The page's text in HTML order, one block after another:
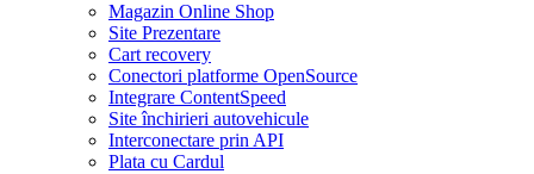
Magazin Online Shop
Site Prezentare
Cart recovery
Conectori platforme OpenSource
Integrare ContentSpeed
Site închirieri autovehicule
Interconectare prin API
Plata cu Cardul